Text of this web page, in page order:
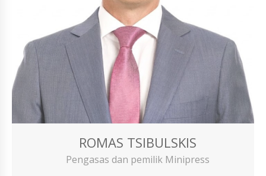
ROMAS TSIBULSKIS
Pengasas dan pemilik Minipress